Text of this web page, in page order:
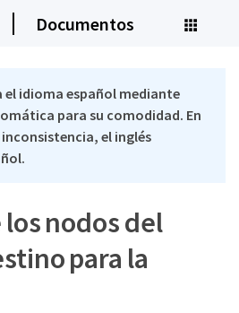
Documentos
el idioma español mediante
para su comodidad. En
el inglés
nodos del
para la